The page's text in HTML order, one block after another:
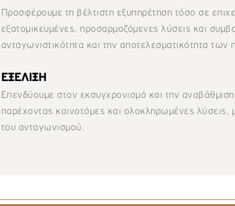
Προσφέρουμε τη βέλτιστη εξυπηρέτηση τόσο σε
εξατομικευμένες, προσαρμοζόμενες λύσεις και
ανταγωνιστικότητα και την αποτελεσματικότητα
ΕΞΕΛΙΞΗ
Επενδύουμε στον εκσυγχρονισμό και την
παρέχοντας καινοτόμες και ολοκληρωμένες λύσεις,
του ανταγωνισμού.